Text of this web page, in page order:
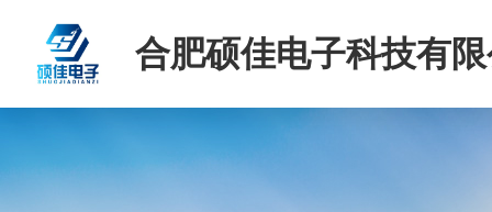
合肥硕佳电子科技有